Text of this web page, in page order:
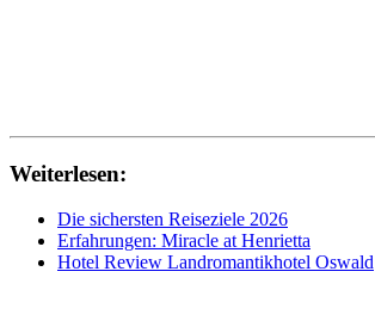
Weiterlesen:
Die sichersten Reiseziele 2026
Erfahrungen: Miracle at Henrietta
Hotel Review Landromantikhotel Oswald